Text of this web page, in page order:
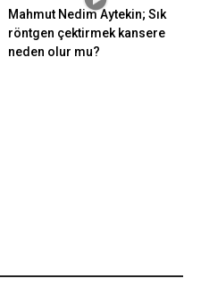
Mahmut Nedim Aytekin; Sık
röntgen çektirmek kansere
neden olur mu?